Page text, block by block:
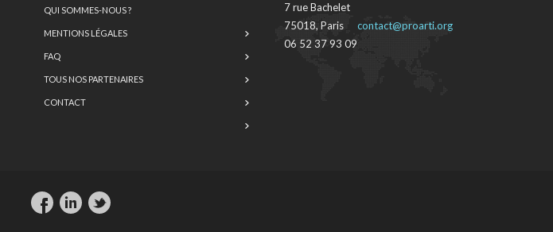
QUI SOMMES-NOUS ?
MENTIONS LÉGALES
FAQ
TOUS NOS PARTENAIRES
CONTACT
7 rue Bachelet
75018, Paris
06 52 37 93 09
contact@proarti.org